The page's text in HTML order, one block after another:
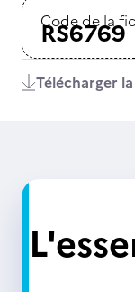
Code de la
RS6769
Télécharger